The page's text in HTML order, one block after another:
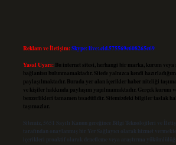
Reklam ve İletişim:Skype: live:.cid.575569c608265c69
Yasal Uyarı: Bu internet sitesi, herhangi bir marka, kurum
bağlantısı bulunmamaktadır. Sitede yalnızca kendi
paylaşılmaktadır. Burada yer alan içerikler haber niteliği
ve kişiler hakkında paylaşım yapılmamaktadır. Gerçek kurum
benzerlikleri tamamen tesadüfidir. Sitemizdeki bilgiler taslak
taşımazlar.
Sitemiz, 5651 Sayılı Kanun gereğince Bilgi Teknolojileri ve
tarafından onaylanmış bir Yer Sağlayıcı olarak hizmet
içerikleri proaktif olarak denetleme veya araştırma